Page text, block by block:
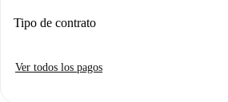
Tipo de contrato
Ver todos los pagos